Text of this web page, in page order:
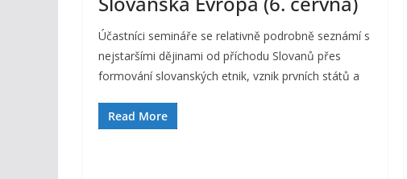
Účastníci semináře se relativně podrobně seznámí s
nejstaršími dějinami od příchodu Slovanů přes
formování slovanských etnik, vznik prvních států a
Read More